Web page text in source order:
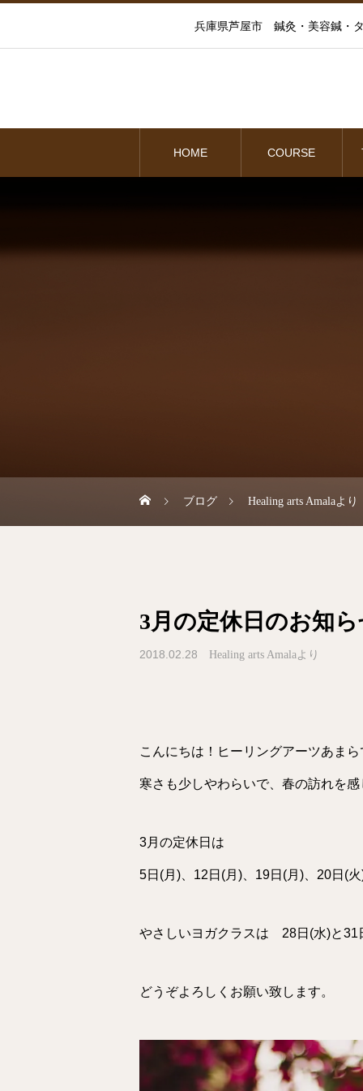
兵庫県芦屋市 鍼灸・美容鍼・
HOME COURSE
ブログ Healing arts Amalaより
3月の定休日のお知
2018.02.28 Healing arts Amalaより
こんにちは！ヒーリングアーツあまら
寒さも少しやわらいで、春の訪れを
3月の定休日は
5日(月)、12日(月)、19日(月)、20日(
やさしいヨガクラスは 28日(水)と31
どうぞよろしくお願い致します。